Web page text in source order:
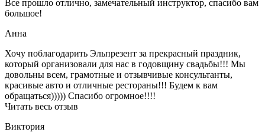
Все прошло отлично, замечательный инструктор, спасибо вам
большое!
Анна
Хочу поблагодарить Эльпрезент за прекрасный праздник,
который организовали для нас в годовщину свадьбы!!! Мы
довольны всем, грамотные и отзывчивые консультанты,
красивые авто и отличные рестораны!!! Будем к вам
обращаться))))) Спасибо огромное!!!!
Читать весь отзыв
Виктория